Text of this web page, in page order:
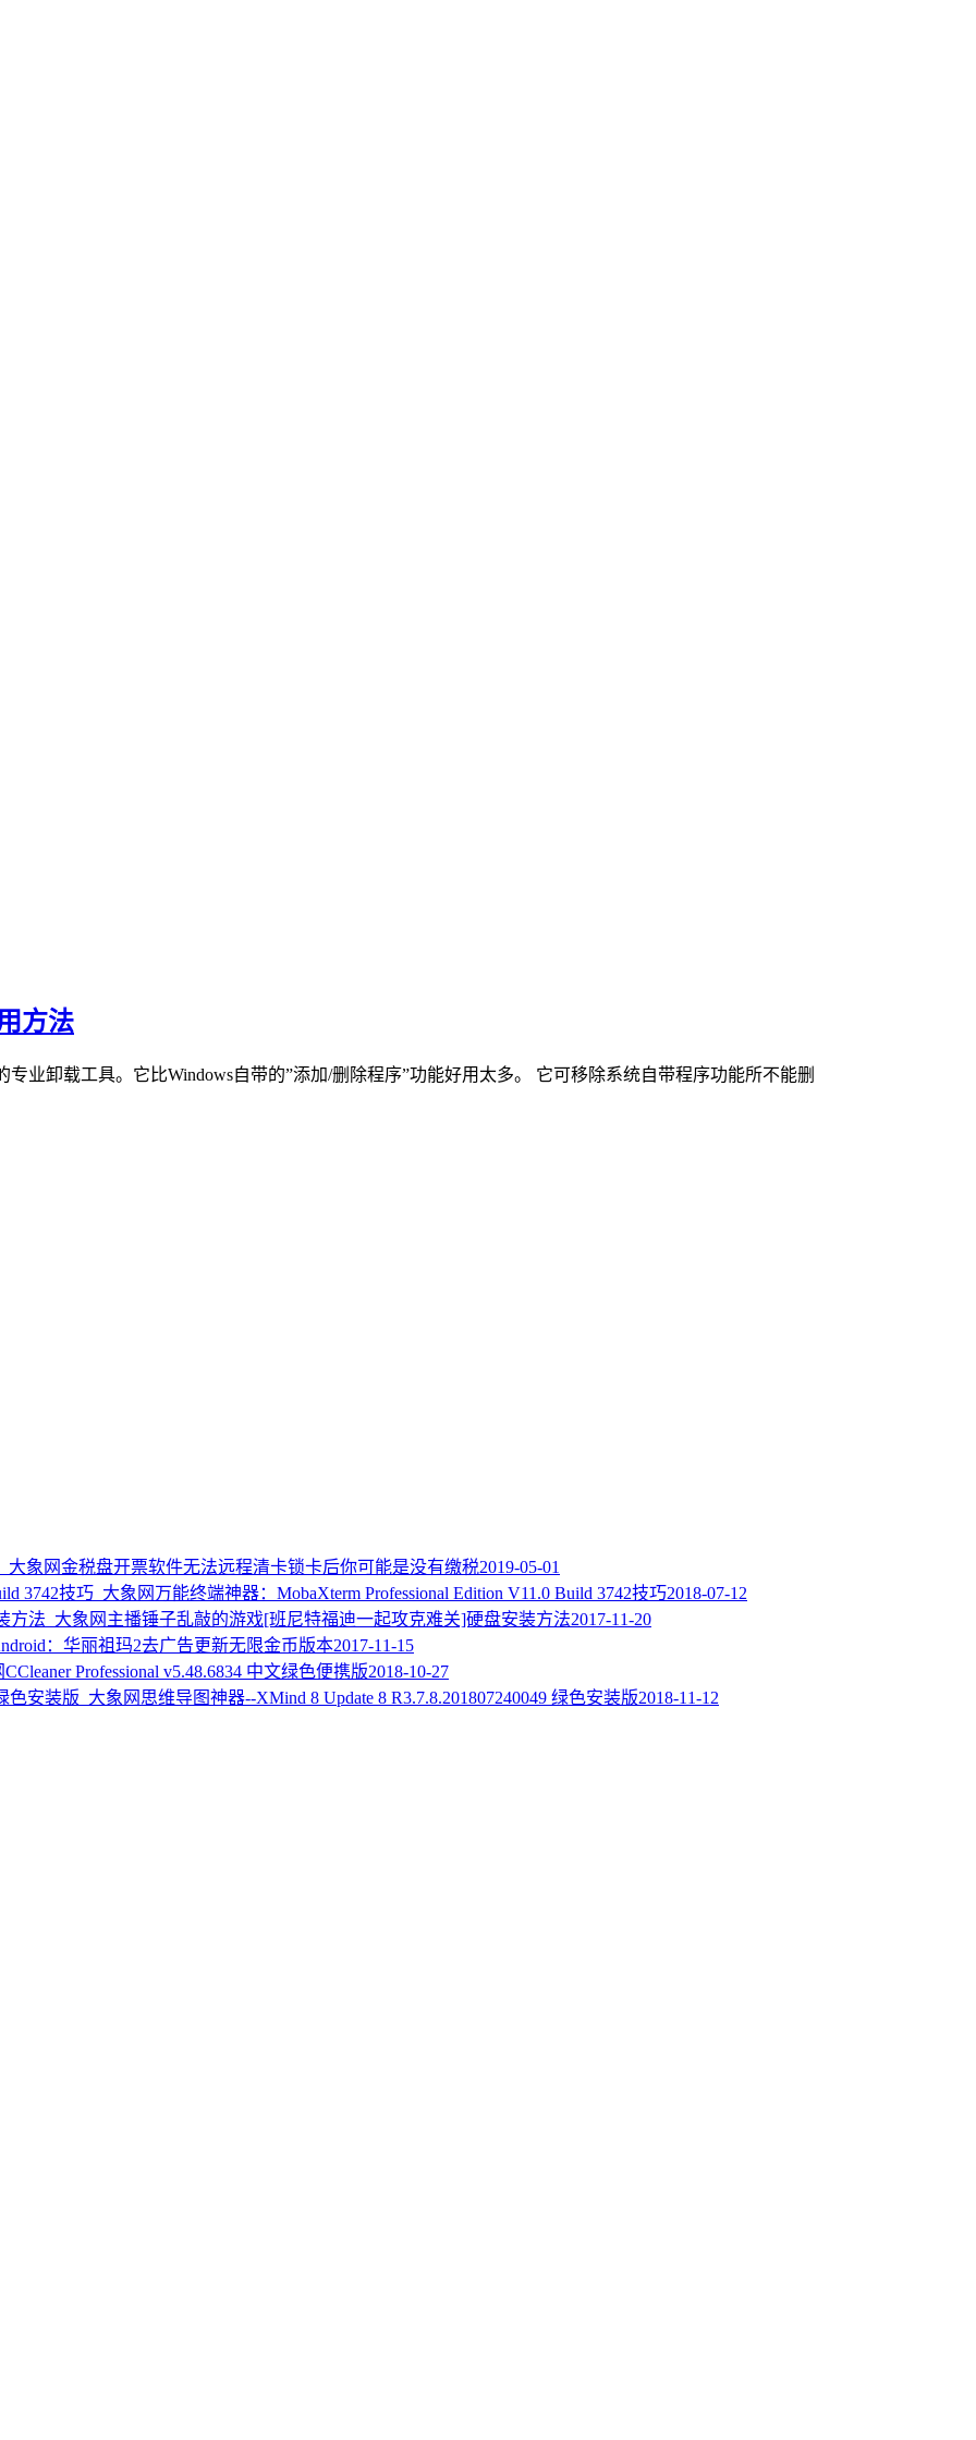
方法
专业卸载工具。它比Windows自带的”添加/删除程序”功能好用太多。 它可移除系统自带程序功能所不能删
金税盘开票软件无法远程清卡锁卡后你可能是没有缴税2019-05-01
万能终端神器：MobaXterm Professional Edition V11.0 Build 3742技巧2018-07-12
主播锤子乱敲的游戏[班尼特福迪一起攻克难关]硬盘安装方法2017-11-20
：华丽祖玛2去广告更新无限金币版本2017-11-15
CCleaner Professional v5.48.6834 中文绿色便携版2018-10-27
思维导图神器--XMind 8 Update 8 R3.7.8.201807240049 绿色安装版2018-11-12